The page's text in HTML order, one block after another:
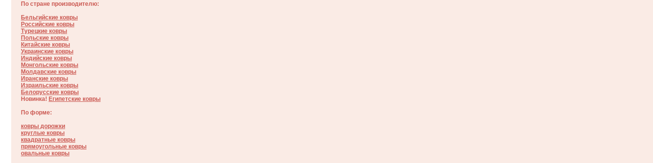
По стране производителю:
Бельгийские ковры
Российские ковры
Турецкие ковры
Польские ковры
Китайские ковры
Украинские ковры
Индийские ковры
Монгольские ковры
Молдавские ковры
Иранские ковры
Израильские ковры
Белорусские ковры
Новинка! Египетские ковры
По форме:
ковры дорожки
круглые ковры
квадратные ковры
прямоугольные ковры
овальные ковры